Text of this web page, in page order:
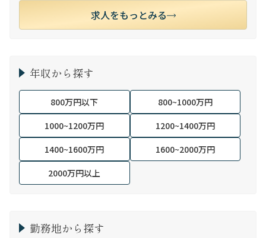
求人をもっとみる
年収から探す
800万円以下
800~1000万円
1000~1200万円
1200~1400万円
1400~1600万円
1600~2000万円
2000万円以上
勤務地から探す